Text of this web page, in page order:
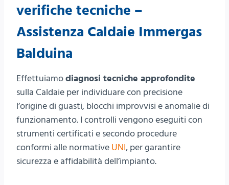
verifiche tecniche –
Assistenza Caldaie Immergas
Balduina
Effettuiamodiagnosi tecniche approfondite
sulla Caldaie per individuare con precisione
l’origine di guasti, blocchi improvvisi e anomalie di
funzionamento. I controlli vengono eseguiti con
strumenti certificati e secondo procedure
conformi alle normative UNI, per garantire
sicurezza e affidabilità dell’impianto.